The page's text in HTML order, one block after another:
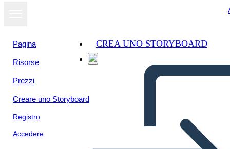
Pagina
Risorse
Prezzi
Creare uno Storyboard
Registro
Accedere
CREA UNO STORYBOARD